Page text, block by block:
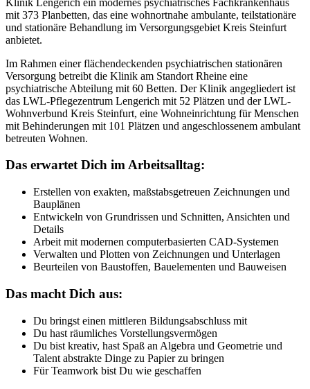
mit 373 Planbetten, das eine wohnortnahe ambulante, teilstationäre
und stationäre Behandlung im Versorgungsgebiet Kreis Steinfurt
anbietet.
Im Rahmen einer flächendeckenden psychiatrischen stationären
Versorgung betreibt die Klinik am Standort Rheine eine
psychiatrische Abteilung mit 60 Betten. Der Klinik angegliedert ist
das LWL-Pflegezentrum Lengerich mit 52 Plätzen und der LWL-
Wohnverbund Kreis Steinfurt, eine Wohneinrichtung für Menschen
mit Behinderungen mit 101 Plätzen und angeschlossenem ambulant
betreuten Wohnen.
Das erwartet Dich im Arbeitsalltag:
Erstellen von exakten, maßstabsgetreuen Zeichnungen und
Bauplänen
Entwickeln von Grundrissen und Schnitten, Ansichten und
Details
Arbeit mit modernen computerbasierten CAD-Systemen
Verwalten und Plotten von Zeichnungen und Unterlagen
Beurteilen von Baustoffen, Bauelementen und Bauweisen
Das macht Dich aus:
Du bringst einen mittleren Bildungsabschluss mit
Du hast räumliches Vorstellungsvermögen
Du bist kreativ, hast Spaß an Algebra und Geometrie und
Talent abstrakte Dinge zu Papier zu bringen
Für Teamwork bist Du wie geschaffen